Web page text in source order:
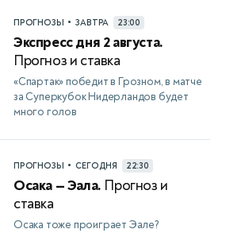
ПРОГНОЗЫ • ЗАВТРА 23:00
Экспресс дня 2 августа.
Прогноз и ставка
«Спартак» победит в Грозном, в матче
за Суперкубок Нидерландов будет
много голов
ПРОГНОЗЫ • СЕГОДНЯ 22:30
Осака — Эала. Прогноз и
ставка
Осака тоже проиграет Эале?